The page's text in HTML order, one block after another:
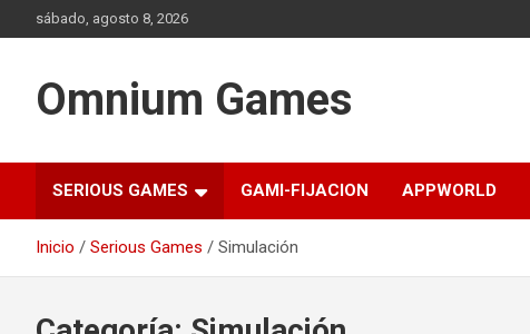
al
sábado, agosto 8, 2026
Omnium Games
SERIOUS GAMES GAMI-FIJACION APPWORLD
Inicio Serious Games Simulación